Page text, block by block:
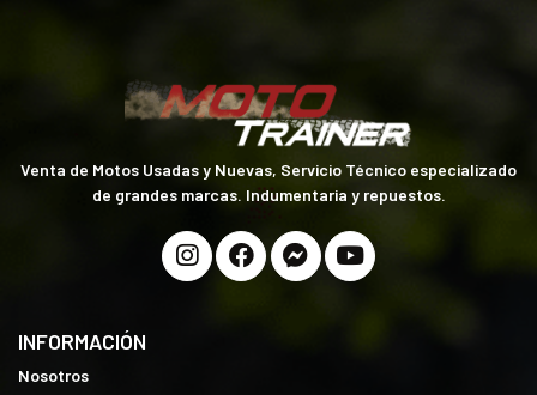
Venta de Motos Usadas y Nuevas, Servicio Técnico especializado
de grandes marcas. Indumentaria y repuestos.
INFORMACIÓN
Nosotros